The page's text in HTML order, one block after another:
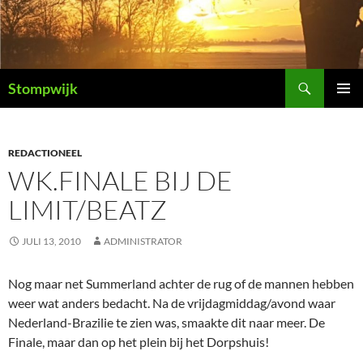
Ga
naar
inhoud
Stompwijk
REDACTIONEEL
WK.FINALE BIJ DE
LIMIT/BEATZ
JULI 13, 2010 ADMINISTRATOR
Nog maar net Summerland achter de rug of de mannen hebben
weer wat anders bedacht. Na de vrijdagmiddag/avond waar
Nederland-Brazilie te zien was, smaakte dit naar meer. De
Finale, maar dan op het plein bij het Dorpshuis!